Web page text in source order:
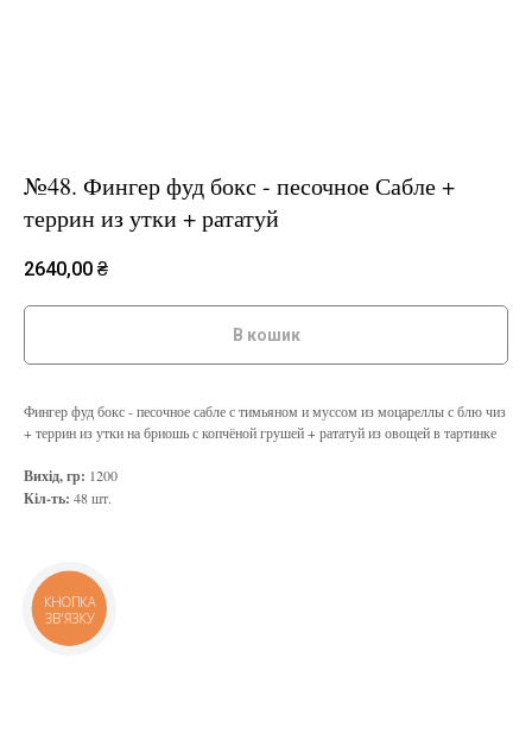
№48. Фингер фуд бокс - песочное Сабле +
террин из утки + рататуй
2640,00 ₴
В кошик
Фингер фуд бокс - песочное сабле с тимьяном и муссом из моцареллы с блю чиз
+ террин из утки на бриошь с копчёной грушей + рататуй из овощей в тартинке
Вихід, гр: 1200
Кіл-ть: 48 шт.
КНОПКА
ЗВ'ЯЗКУ